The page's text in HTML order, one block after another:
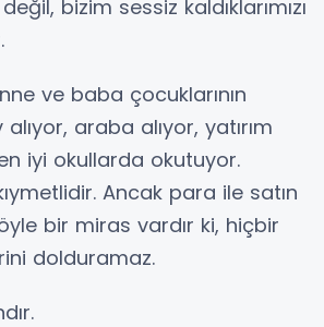
bizim sessiz kaldıklarımızı
ve baba çocuklarının
araba alıyor, yatırım
iyi okullarda okutuyor.
Ancak para ile satın
bir miras vardır ki, hiçbir
dolduramaz.